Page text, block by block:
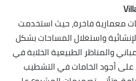
معمارية فاخرة، حيث استخدمت
واستغلال المساحات بشكل
والمناظر الطبيعية الخلابة في
على أجود الخامات في التشطيب